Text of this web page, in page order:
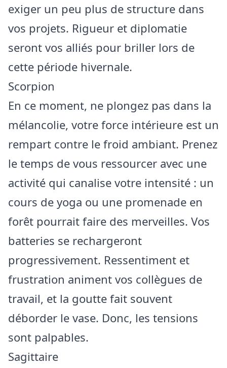
exiger un peu plus de structure dans
vos projets. Rigueur et diplomatie
seront vos alliés pour briller lors de
cette période hivernale.
Scorpion
En ce moment, ne plongez pas dans la
mélancolie, votre force intérieure est un
rempart contre le froid ambiant. Prenez
le temps de vous ressourcer avec une
activité qui canalise votre intensité : un
cours de yoga ou une promenade en
forêt pourrait faire des merveilles. Vos
batteries se rechargeront
progressivement. Ressentiment et
frustration animent vos collègues de
travail, et la goutte fait souvent
déborder le vase. Donc, les tensions
sont palpables.
Sagittaire